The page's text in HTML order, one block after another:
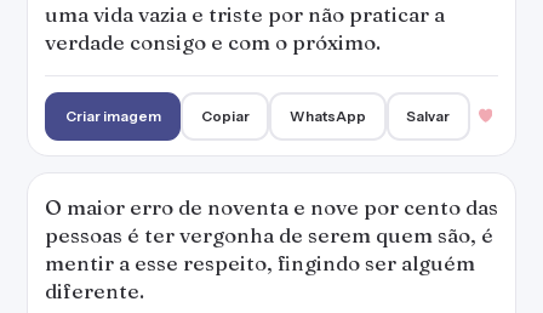
uma vida vazia e triste por não praticar a
verdade consigo e com o próximo.
Criar imagem Copiar WhatsApp Salvar
O maior erro de noventa e nove por cento das
pessoas é ter vergonha de serem quem são, é
mentir a esse respeito, fingindo ser alguém
diferente.